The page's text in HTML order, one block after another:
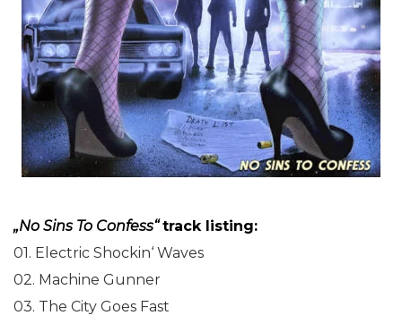
„No Sins To Confess“track listing:
01. Electric Shockin‘ Waves
02. Machine Gunner
03. The City Goes Fast